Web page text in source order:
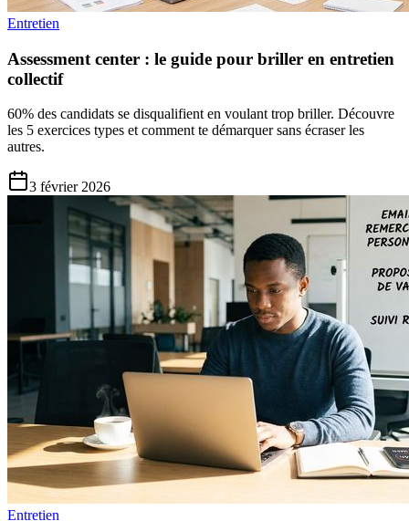
Entretien
Assessment center : le guide pour briller en entretien
collectif
60% des candidats se disqualifient en voulant trop briller. Découvre
les 5 exercices types et comment te démarquer sans écraser les
autres.
3 février 2026
Entretien